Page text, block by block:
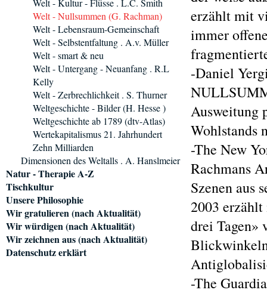
erzählt mit
immer
-Daniel
Ausweitung
Wohlstands
-The New
Rachmans
Szenen aus
2003
drei Tagen»
-The
Welt - Kultur - Flüsse . L.C. Smith
Welt - Nullsummen (G. Rachman)
Welt - Lebensraum-Gemeinschaft
Welt - Selbstentfaltung . A.v. Müller
Welt - smart & neu
Welt - Untergang - Neuanfang . R.L
Kelly
Welt - Zerbrechlichkeit . S. Thurner
Weltgeschichte - Bilder (H. Hesse )
Weltgeschichte ab 1789 (dtv-Atlas)
Wertekapitalismus 21. Jahrhundert
Zehn Milliarden
Dimensionen des Weltalls . A. Hanslmeier
Natur - Therapie A-Z
Tischkultur
Unsere Philosophie
Wir gratulieren (nach Aktualität)
Wir würdigen (nach Aktualität)
Wir zeichnen aus (nach Aktualität)
Datenschutz erklärt